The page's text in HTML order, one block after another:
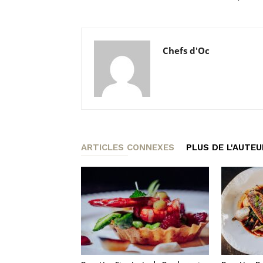
Chefs d'Oc
ARTICLES CONNEXES PLUS DE